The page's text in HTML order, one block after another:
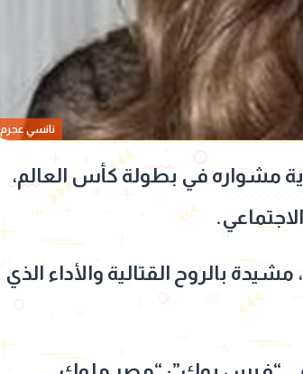
نانسي عجرم
مشواره في بطولة كأس العالم،
بالروح القتالية والأداء الذي